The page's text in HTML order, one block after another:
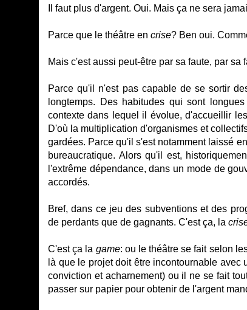
Il faut plus d'argent. Oui. Mais ça ne sera
Parce que le théâtre en crise? Ben oui.
Mais c'est aussi peut-être par sa faute, par sa
Parce qu'il n'est pas capable de se sortir
longtemps. Des habitudes qui sont
contexte dans lequel il évolue, d'accueillir
D'où la multiplication d'organismes et
gardées. Parce qu'il s'est notamment laissé
bureaucratique. Alors qu'il est,
l'extrême dépendance, dans un mode de
accordés.
Bref, dans ce jeu des subventions et des
de perdants que de gagnants. C'est ça, la
C'est ça la game: ou le théâtre se fait selon
là que le projet doit être incontournable
conviction et acharnement) ou il ne se fait
passer sur papier pour obtenir de l'argent